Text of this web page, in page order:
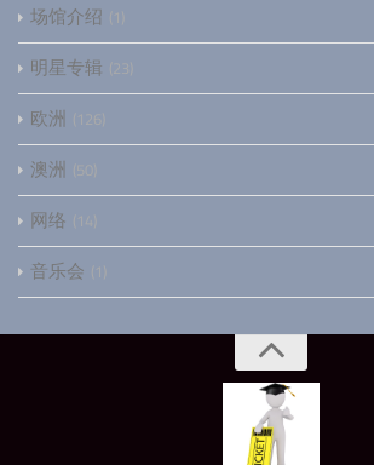
场馆介绍 1
明星专辑 23
欧洲 126
澳洲 50
网络 14
音乐会 1